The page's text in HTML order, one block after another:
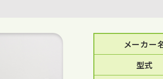
メーカー
型式